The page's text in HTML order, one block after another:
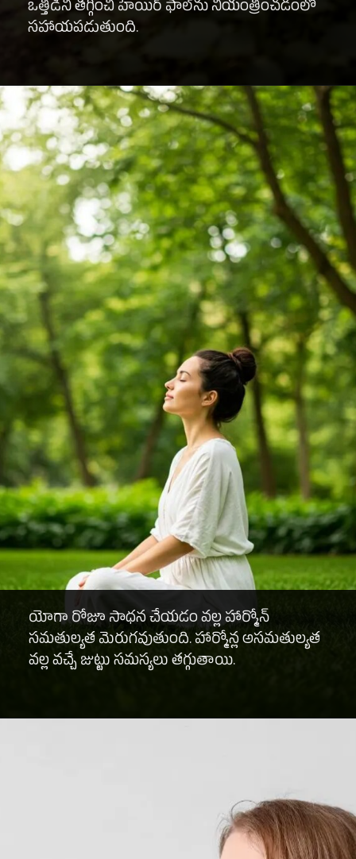
ఒత్తిడిని తగ్గించి హెయిర్ ఫాల్‌ను నియంత్రించడంలో
సహాయపడుతుంది.
యోగా రోజూ సాధన చేయడం వల్ల హార్మోన్
సమతుల్యత మెరుగవుతుంది. హార్మోన్ల అసమతుల్యత
వల్ల వచ్చే జుట్టు సమస్యలు తగ్గుతాయి.